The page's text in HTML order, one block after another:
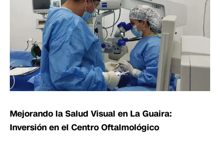
Mejorando la Salud Visual en La Guaira:
Inversión en el Centro Oftalmológico